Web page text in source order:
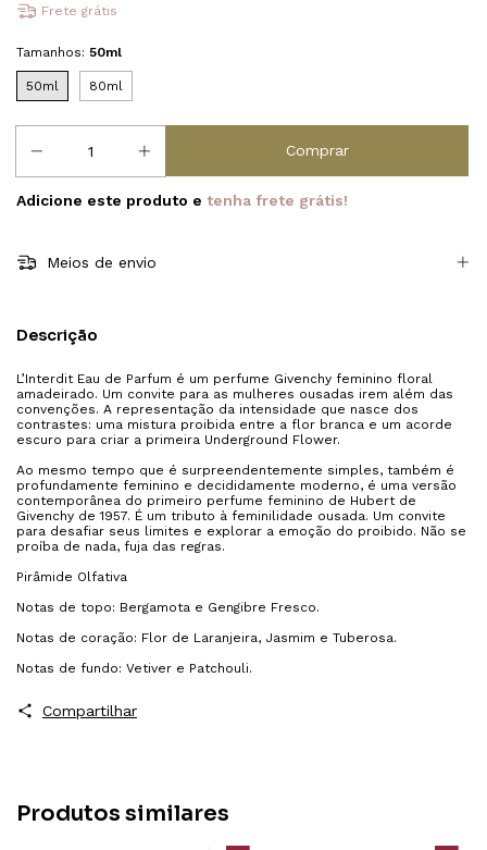
Frete grátis
Tamanhos: 50ml
50ml 80ml
Adicione este produto e tenha frete grátis!
Meios de envio
Descrição
L’Interdit Eau de Parfum é um perfume Givenchy feminino floral
amadeirado. Um convite para as mulheres ousadas irem além das
convenções. A representação da intensidade que nasce dos
contrastes: uma mistura proibida entre a flor branca e um acorde
escuro para criar a primeira Underground Flower.
Ao mesmo tempo que é surpreendentemente simples, também é
profundamente feminino e decididamente moderno, é uma versão
contemporânea do primeiro perfume feminino de Hubert de
Givenchy de 1957. É um tributo à feminilidade ousada. Um convite
para desafiar seus limites e explorar a emoção do proibido. Não se
proíba de nada, fuja das regras.
Pirâmide Olfativa
Notas de topo: Bergamota e Gengibre Fresco.
Notas de coração: Flor de Laranjeira, Jasmim e Tuberosa.
Notas de fundo: Vetiver e Patchouli.
Compartilhar
Produtos similares